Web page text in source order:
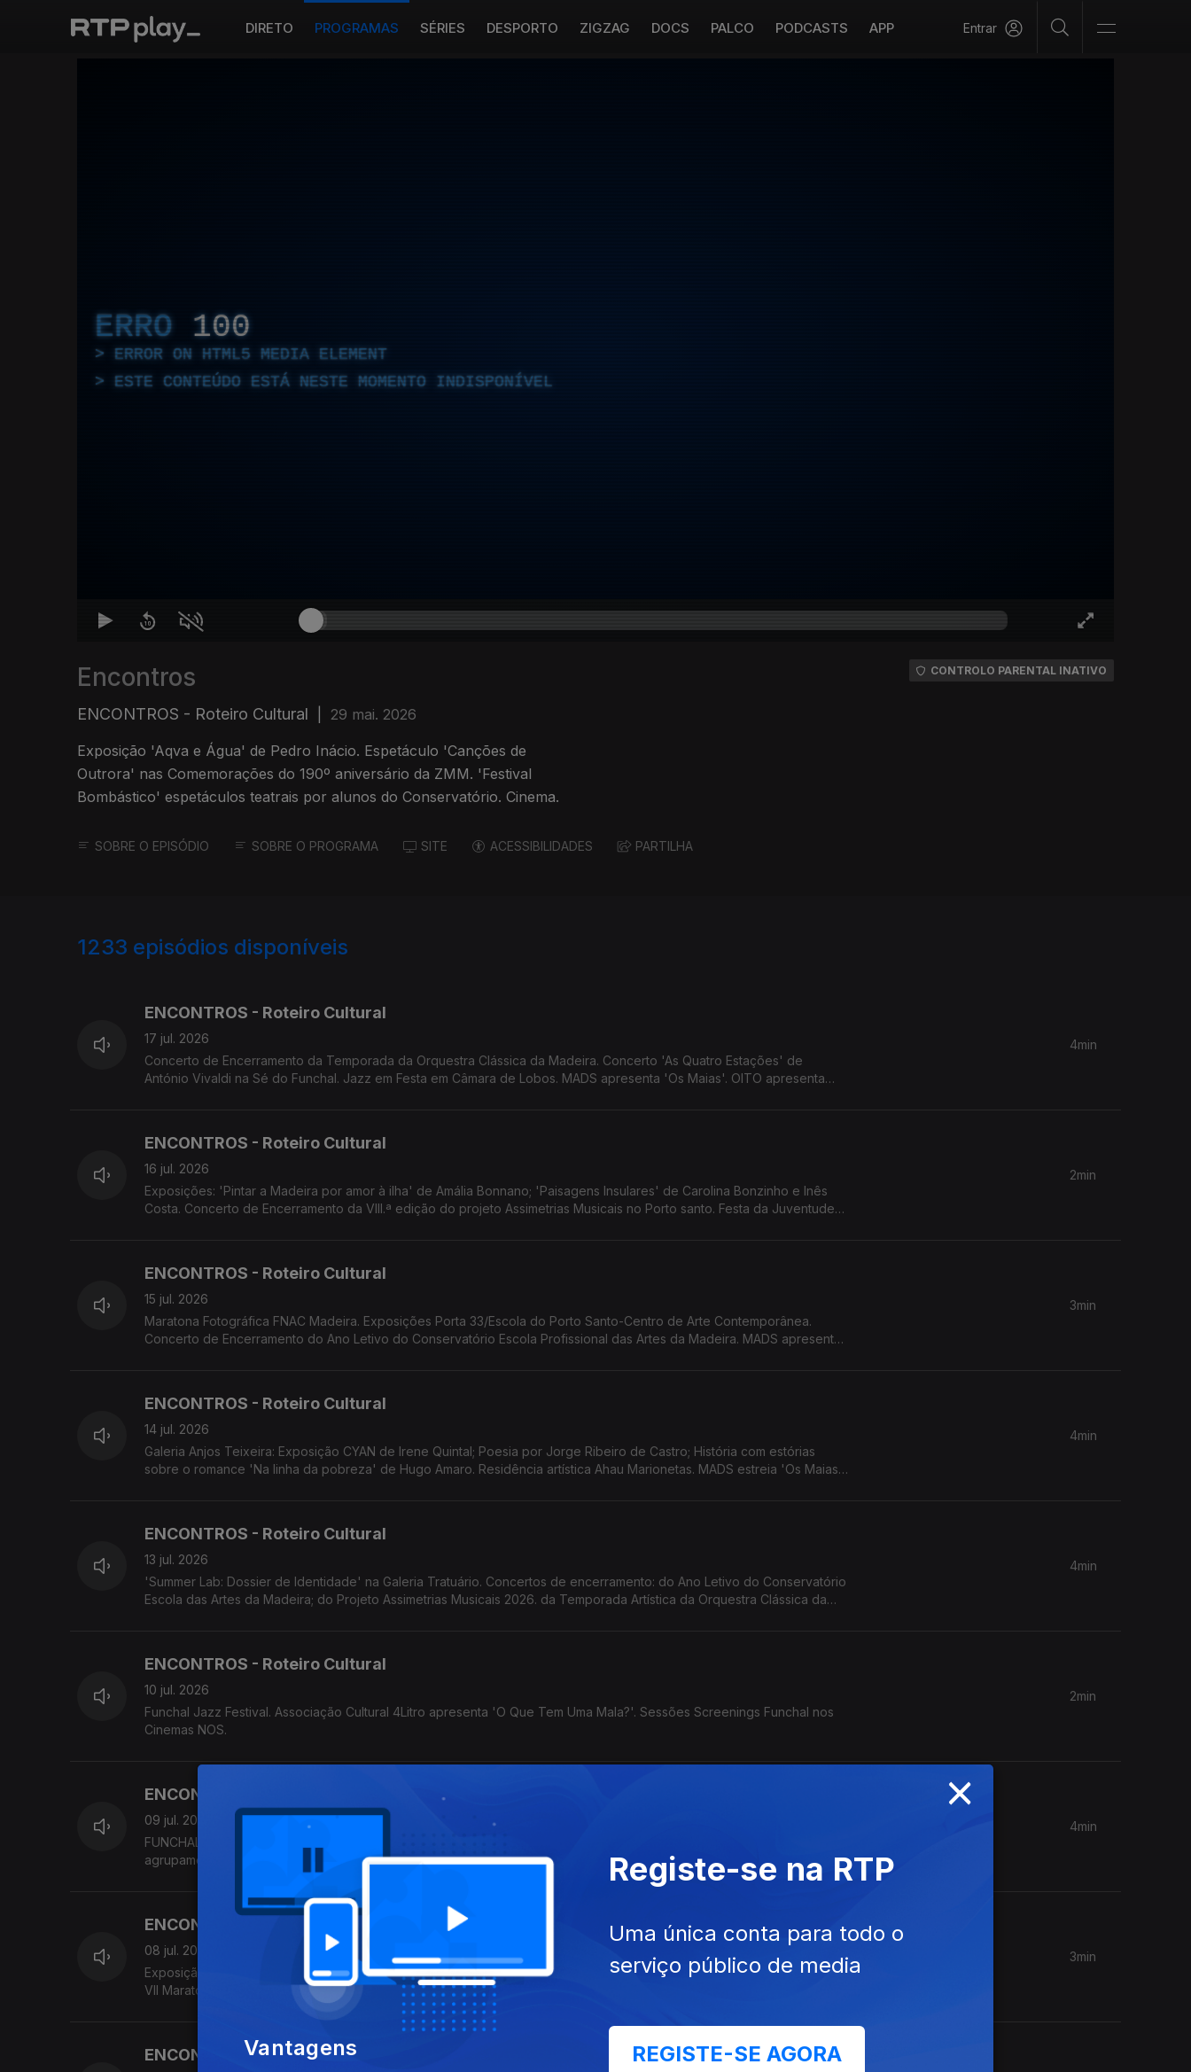
DIRETO PROGRAMAS SÉRIES DESPORTO ZIGZAG DOCS PALCO PODCASTS APP Entrar
ERRO 100
ERROR ON HTML5 MEDIA ELEMENT
ESTE CONTEÚDO ESTÁ NESTE MOMENTO INDISPONÍVEL
Encontros
ENCONTROS - Roteiro Cultural 29 mai. 2026
Exposição 'Aqva e Água' de Pedro Inácio. Espetáculo 'Canções de
Outrora' nas Comemorações do 190º aniversário da ZMM. 'Festival
Bombástico' espetáculos teatrais por alunos do Conservatório. Cinema.
CONTROLO PARENTAL INATIVO
SOBRE O EPISÓDIO SOBRE O PROGRAMA SITE ACESSIBILIDADES PARTILHA
1233 episódios disponíveis
ENCONTROS - Roteiro Cultural
17 jul. 2026
Concerto de Encerramento da Temporada da Orquestra Clássica da Madeira. Concerto 'As Quatro Estações' de
António Vivaldi na Sé do Funchal. Jazz em Festa em Câmara de Lobos. MADS apresenta 'Os Maias'. OITO apresenta
4min
ENCONTROS - Roteiro Cultural
16 jul. 2026
Exposições: 'Pintar a Madeira por amor à ilha' de Amália Bonnano; 'Paisagens Insulares' de Carolina Bonzinho e Inês
Costa. Concerto de Encerramento da VIII.ª edição do projeto Assimetrias Musicais no Porto santo. Festa da Juventude
2min
ENCONTROS - Roteiro Cultural
15 jul. 2026
Maratona Fotográfica FNAC Madeira. Exposições Porta 33/Escola do Porto Santo-Centro de Arte Contemporânea.
Concerto de Encerramento do Ano Letivo do Conservatório Escola Profissional das Artes da Madeira. MADS apresenta
3min
ENCONTROS - Roteiro Cultural
14 jul. 2026
Galeria Anjos Teixeira: Exposição CYAN de Irene Quintal; Poesia por Jorge Ribeiro de Castro; História com estórias
sobre o romance 'Na linha da pobreza' de Hugo Amaro. Residência artística Ahau Marionetas. MADS estreia 'Os Maias'.
4min
ENCONTROS - Roteiro Cultural
13 jul. 2026
'Summer Lab: Dossier de Identidade' na Galeria Tratuário. Concertos de encerramento: do Ano Letivo do Conservatório
Escola das Artes da Madeira; do Projeto Assimetrias Musicais 2026. da Temporada Artística da Orquestra Clássica da
4min
ENCONTROS - Roteiro Cultural
10 jul. 2026
Funchal Jazz Festival. Associação Cultural 4Litro apresenta 'O Que Tem Uma Mala?'. Sessões Screenings Funchal nos
Cinemas NOS.
2min
ENCONTROS - Roteiro Cultural
09 jul. 2026
FUNCHAL JAZZ Festival. Concerto do projecto 'Fala-me de Música' com o Duo Bandonica. Concerto com o
agrupamento da OCM MadBrass 7 & Percussão. Concerto de Encerramento da Temporada Artística 2025/26 da
Orquestra Clássica da Madeira. Fórum Madeira em parceria com Fractal lança Open Call para artistas.
4min
ENCONTROS - Roteiro Cultural
08 jul. 2026
Exposição coletiva 'INTRA Olhar Para Nós' no CCC do Porto Santo. Lançamento do livro '1566' de Horácio B. Gouveia.
VII Maratona Fotográfica da Associação ARCA D'Ajuda. Funchal Jazz Festival.
3min
ENCONTROS - Roteiro Cultural
×
Vantagens
Registe-se na RTP
Uma única conta para todo o
serviço público de media
REGISTE-SE AGORA